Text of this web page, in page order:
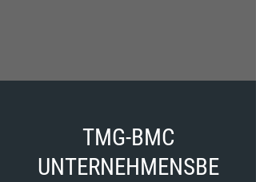
TMG-BMC
UNTERNEHMENSBE